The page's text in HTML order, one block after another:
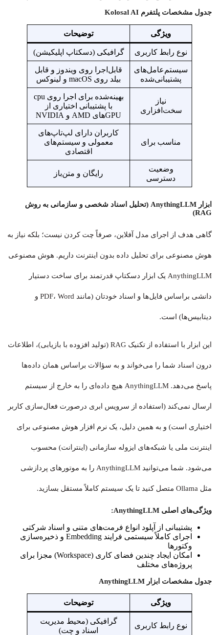
جدول مشخصات پلتفرم Kolosal AI
ویژگی توضیحات
نوع رابط کاربری گرافیکی (دسکتاپ اپلیکیشن)
سیستم‌عامل‌های
پشتیبانی‌شده
قابل‌اجرا روی ویندوز و قابل
بیلد روی macOS و لینوکس
نیاز
سخت‌افزاری
بهینه‌شده برای اجرا روی cpu
با پشتیبانی اختیاری از
GPUهای AMD و NVIDIA
مناسب برای
کاربران دارای لپ‌تاپ‌های
معمولی و سیستم‌های
اقتصادی
وضعیت
دسترسی
رایگان و متن‌باز
ابزار AnythingLLM (تحلیل اسناد شخصی و سازمانی به روش
RAG)
گاهی هدف از اجرای مدل آفلاین، صرفاً چت کردن نیست؛ بلکه نیاز به
هوش مصنوعی برای تحلیل داده بدون اینترنت داریم. هوش مصنوعی
AnythingLLM یک ابزار دسکتاپ قدرتمند برای ساخت دستیار
دانشی براساس فایل‌ها و اسناد خودتان (مانند PDF، Word و
دیتابیس‌ها) است.
این ابزار با استفاده از تکنیک RAG (تولید افزوده با بازیابی)، اطلاعات
درون اسناد شما را می‌خواند و به سؤالات براساس همان داده‌ها
پاسخ می‌دهد. AnythingLLM هیچ داده‌ای را به خارج از سیستم
ارسال نمی‌کند (استفاده از سرویس ابری درصورت فعال‌سازی کاربر
اختیاری است) و به همین دلیل، یک نرم افزار هوش مصنوعی برای
اینترنت ملی یا شبکه‌های ایزوله سازمانی (اینترانت) محسوب
می‌شود. شما می‌توانید AnythingLLM را به موتورهای پردازشی
مثل Ollama متصل کنید تا یک سیستم کاملاً مستقل بسازید.
ویژگی‌های اصلی AnythingLLM:
پشتیبانی از آپلود انواع فرمت‌های متنی و اسناد شرکتی
اجرای کاملاً سیستمی فرایند Embedding و ذخیره‌سازی
وکتورها
امکان ایجاد چندین فضای کاری (Workspace) مجزا برای
پروژه‌های مختلف
جدول مشخصات ابزار AnythingLLM
ویژگی توضیحات
نوع رابط کاربری
گرافیکی (محیط مدیریت
اسناد و چت)